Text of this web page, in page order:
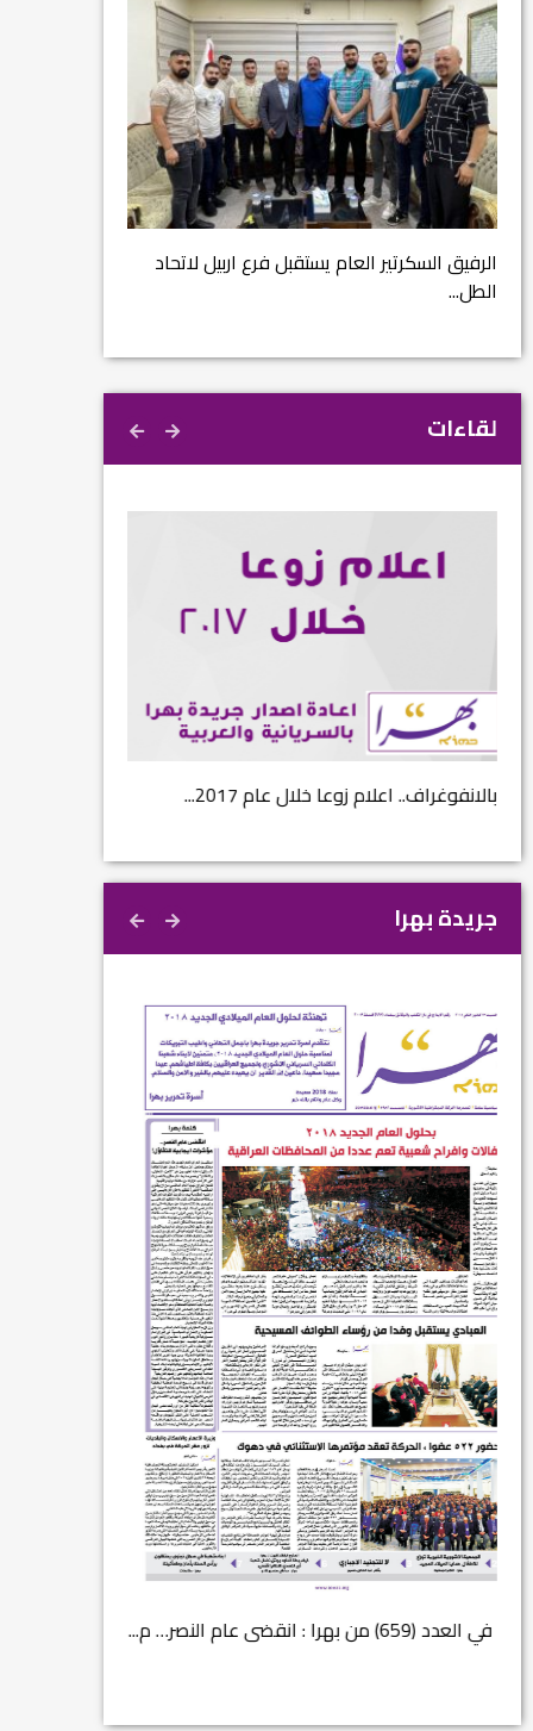
الرفيق السكرتير العام يستقبل فرع اربيل لاتحاد
الطل...
لقاءات
بالانفوغراف.. اعلام زوعا خلال عام 2017...
جريدة بهرا
في العدد (659) من بهرا : انقضى عام النصر… م...